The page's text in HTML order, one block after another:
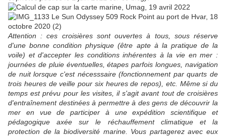
Attention : ces croisières sont ouvertes à tous, sous réserve
d'une bonne condition physique (être apte à la pratique de la
voile) et d'accepter les conditions inhérentes à la vie en mer :
journées de pluie éventuelles, étapes parfois longues, navigation
de nuit lorsque c'est nécesssaire (fonctionnement par quarts de
trois heures de veille pour six heures de repos), etc. Même si du
temps est prévu pour les visites, il s'agit avant tout de croisières
d'entraînement destinées à permettre à des gens de découvrir la
mer en vue de participer à une expédition scientifique et
pédagogique axée sur le réchauffement climatique et la
protection de la biodiversité marine. Vous partagerez avec eux